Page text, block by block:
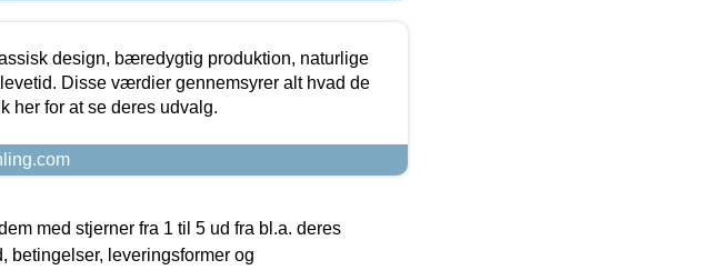
design, bæredygtig produktion, naturlige
Disse værdier gennemsyrer alt hvad de
her for at se deres udvalg.
med stjerner fra 1 til 5 ud fra bl.a. deres
betingelser, leveringsformer og